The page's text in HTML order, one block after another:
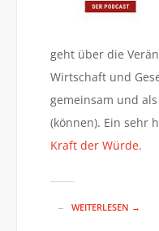
geht über die
Wirtschaft und
gemeinsam und
(können). Ein sehr
Kraft der Würde.
WEITERLESEN →